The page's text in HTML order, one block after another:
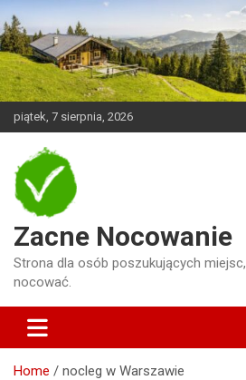
Skip
to
content
piątek, 7 sierpnia, 2026
Zacne Nocowanie
Strona dla osób poszukujących
nocować.
Home nocleg w Warszawie